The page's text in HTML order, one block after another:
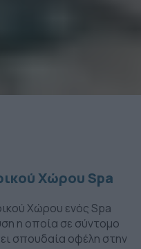
Χώρου Spa
Χώρου ενός Spa
η οποία σε σύντομο
σπουδαία οφέλη στην